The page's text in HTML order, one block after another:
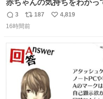
赤ちゃんの気持ちをわかっ
返
信
3
リ
ポ
ト
数
187
い
数
4,819
16時間前